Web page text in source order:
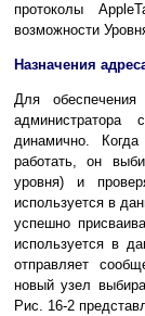
протоколы
возможности
Назначения
Для
администратора
динамично.
работать, он
уровня) и
используется в
успешно
используется в
отправляет
новый узел
Рис. 16-2